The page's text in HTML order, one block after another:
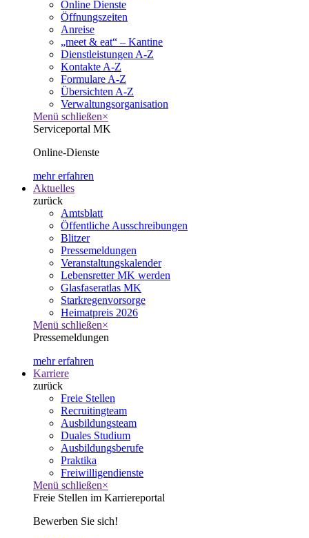
Online Dienste
Öffnungszeiten
Anreise
„meet & eat“ – Kantine
Dienstleistungen A-Z
Kontakte A-Z
Formulare A-Z
Übersichten A-Z
Verwaltungsorganisation
Menü schließen×
Serviceportal MK
Online-Dienste
mehr erfahren
Aktuelles
zurück
Amtsblatt
Öffentliche Ausschreibungen
Blitzer
Pressemeldungen
Veranstaltungskalender
Lebensretter MK werden
Glasfaseratlas MK
Starkregenvorsorge
Heimatpreis 2026
Menü schließen×
Pressemeldungen
mehr erfahren
Karriere
zurück
Freie Stellen
Recruitingteam
Ausbildungsteam
Duales Studium
Ausbildungsberufe
Praktika
Freiwilligendienste
Menü schließen×
Freie Stellen im Karriereportal
Bewerben Sie sich!